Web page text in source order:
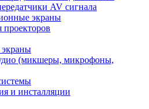
AV сигнала
экраны
проекторов
(микшеры, микрофоны,
и инсталляции